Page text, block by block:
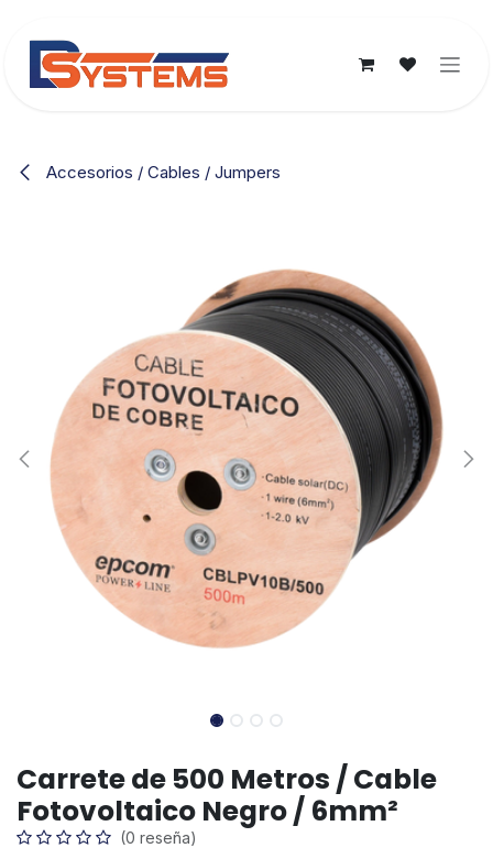
Accesorios / Cables / Jumpers
Carrete de 500 Metros / Cable
Fotovoltaico Negro / 6mm²
(0 reseña)